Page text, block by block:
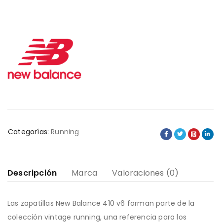
Categorías: Running
Descripción Marca Valoraciones (0)
Las zapatillas New Balance 410 v6 forman parte de la
colección vintage running, una referencia para los